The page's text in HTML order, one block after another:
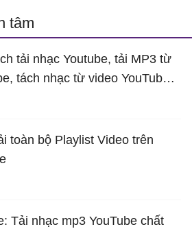
tâm
tải nhạc Youtube, tải MP3 từ
tách nhạc từ video YouTube
toàn bộ Playlist Video trên
Tải nhạc mp3 YouTube chất